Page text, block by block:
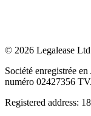
© 2026 Legalease
Société enregistrée
numéro 02427356
Registered address: